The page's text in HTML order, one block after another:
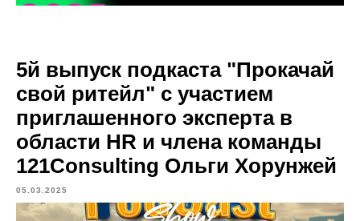
5й выпуск подкаста "Прокачай
свой ритейл" с участием
приглашенного эксперта в
области HR и члена команды
121Consulting Ольги Хорунжей
05.03.2025